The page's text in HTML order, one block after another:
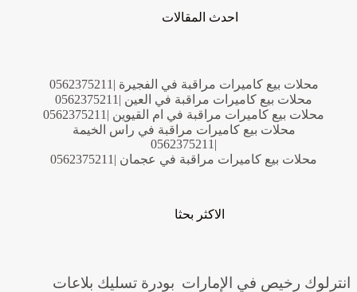
احدث المقالات
محلات بيع كاميرات مراقبة في الفجيرة |0562375211
محلات بيع كاميرات مراقبة في العين |0562375211
محلات بيع كاميرات مراقبة في ام القيوين |0562375211
محلات بيع كاميرات مراقبة في راس الخيمة
|0562375211
محلات بيع كاميرات مراقبة في عجمان |0562375211
الاكثر بحثا
انترلوك رخيص في الإمارات بودرة تسليك بلاعات